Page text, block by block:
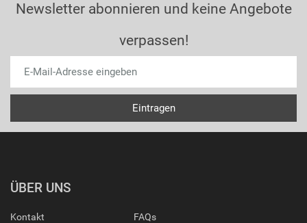
Newsletter abonnieren und keine Angebote
verpassen!
ÜBER UNS
Kontakt FAQs